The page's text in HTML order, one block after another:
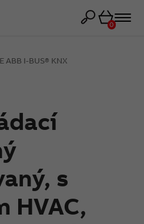
Košík
0
ABB I-BUS® KNX
s
HVAC,